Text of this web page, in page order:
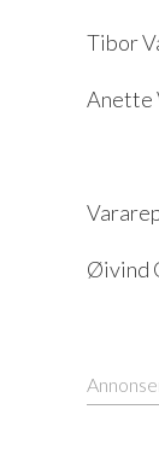
Tibor
Anette
Øivind